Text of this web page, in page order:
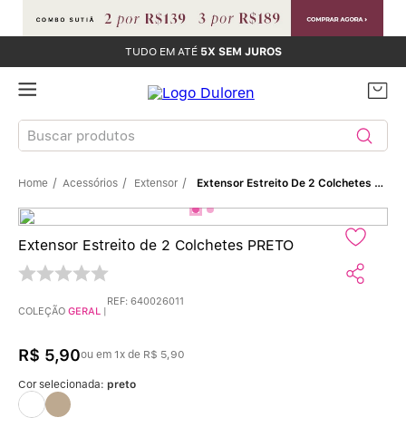
TUDO EM ATÉ 5X SEM JUROS
Buscar produtos
Acessórios Extensor Extensor Estreito De 2 Colchetes PRETO
Extensor Estreito de 2 Colchetes PRETO
COLEÇÃO GERAL |
REF: 640026011
R$ 5,90ou em 1x de R$ 5,90
Cor selecionada: preto
TERMOS MAIS BUSCADOS
1º Sutiãs
2º Calcinhas
3 º Sutiã Bojo
4º Conjunto
º